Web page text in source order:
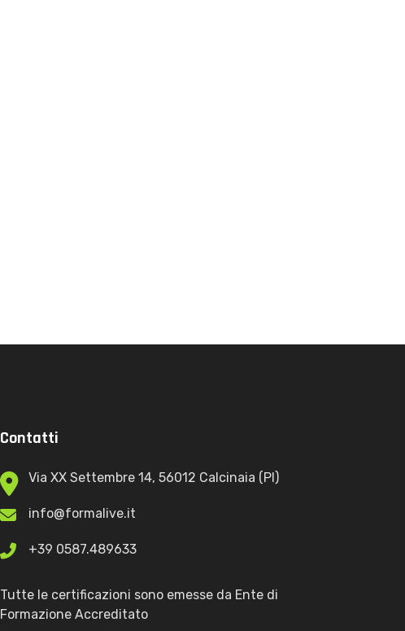
Contatti
Via XX Settembre 14, 56012 Calcinaia (PI)
info@formalive.it
+39 0587.489633
Tutte le certificazioni sono emesse da Ente di
Formazione Accreditato